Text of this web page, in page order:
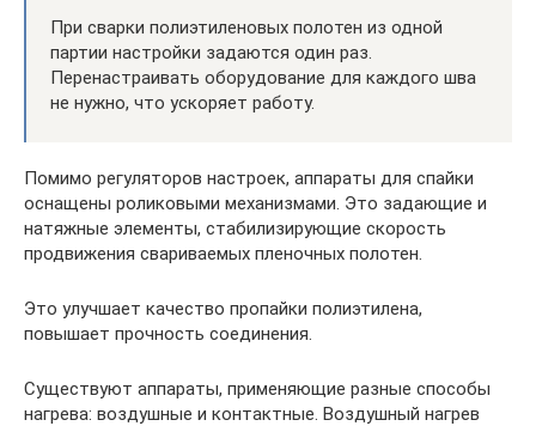
При сварки полиэтиленовых полотен из одной
партии настройки задаются один раз.
Перенастраивать оборудование для каждого шва
не нужно, что ускоряет работу.
Помимо регуляторов настроек, аппараты для спайки
оснащены роликовыми механизмами. Это задающие и
натяжные элементы, стабилизирующие скорость
продвижения свариваемых пленочных полотен.
Это улучшает качество пропайки полиэтилена,
повышает прочность соединения.
Существуют аппараты, применяющие разные способы
нагрева: воздушные и контактные. Воздушный нагрев